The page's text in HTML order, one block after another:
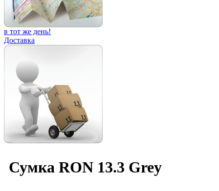
в тот же день!
Доставка
Сумка RON 13.3 Grey